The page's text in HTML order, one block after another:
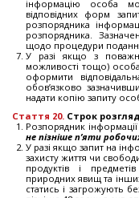
інформацію особа
відповідних форм
розпорядника
розпорядника.
щодо процедури
У разі якщо з
можливості тощо)
оформити
обов’язково
надати копію запиту
Стаття 20. Строк
Розпорядник
не пізніше п’яти
У разі якщо запит на
захисту життя чи
продуктів і
природних явищ та
статись і загрожують